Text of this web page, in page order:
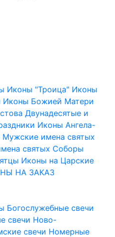
Иконы "Троица" Иконы
Иконы Божией Матери
Двунадесятые и
Иконы Ангела-
Мужские имена святых
святых Соборы
Иконы на Царские
НА ЗАКАЗ
Богослужебные свечи
свечи Ново-
свечи Номерные